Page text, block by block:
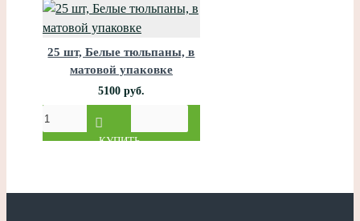
25 шт, Белые тюльпаны, в
матовой упаковке
5100 руб.
КУПИТЬ